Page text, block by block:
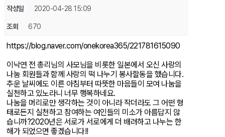
작성일 2020-04-28 15:09
조회 670
https://blog.naver.com/onekorea365/221781615090
이낙연 전 총리님의 사모님을 비롯한 일본에서 오신 사랑의
나눔 회원들과 함께 사랑의 떡 나누기 봉사할동을 했습니다.
추운 날씨에도 이른 아침부터 따뜻한 마음들이 모여 나눔을
실천하고 있노라니 너무 행복하네요.
나눔을 머리로만 생각하는 것이 아니라 작더라도 그 어떤 형
태로든지 실천하고 참여하는 여인들의 미소가 아름답지 않
습니까?2020년은 서로가 서로에게 더 배려하고 나누는 한
해가 되었으면 좋겠습니다!!